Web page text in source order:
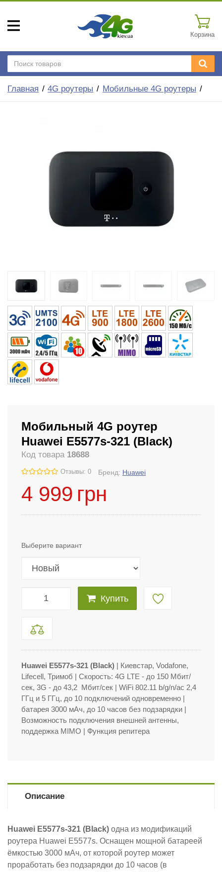
Корзина
Главная 4G роутеры Мобильные 4G роутеры
Мобильный 4G роутер
Huawei E5577s-321 (Black)
Код товара 18688
Отзывы: 0 Бренд: Huawei
4 999 грн
Выберите вариант
Купить
Huawei E5577s-321 (Black)
| Киевстар, Vodafone,
Lifecell, Тримоб
| Скорость: 4G LTE - до 150 Мбит/
сек, 3G - до 43,2 Мбит/сек | WiFi 802.11 b/g/n/ac 2,4
ГГц и 5 ГГц, до 10 подключений одновременно |
батарея 3000 мАч, до 10 часов без подзарядки |
Возможность подключения внешней антенны,
поддержка MIMO | Функция репитера
Описание
Huawei E5577s-321 (Black) одна из модификаций
роутера Huawei E5577s. Оснащен мощной батареей
ёмкостью 3000 мАч, от которой роутер может
проработать без подзарядки до 10 часов (в